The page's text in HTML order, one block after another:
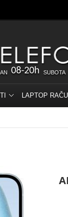
08-20h SUBOTA
LAPTOP